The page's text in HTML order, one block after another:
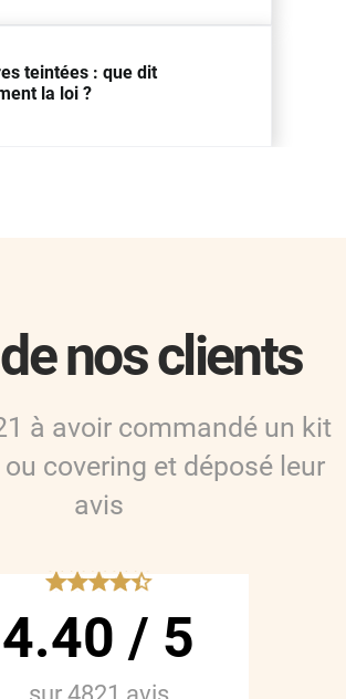
teintées : que dit
la loi ?
nos clients
à avoir commandé un kit
covering et déposé leur
avis
*****
4.40 / 5